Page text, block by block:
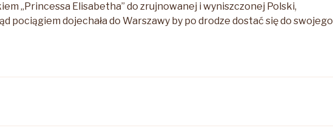
„Princessa Elisabetha” do zrujnowanej i wyniszczonej Polski,
pociągiem dojechała do Warszawy by po drodze dostać się do swojego